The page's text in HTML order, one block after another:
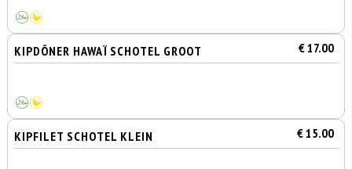
KIPDÖNER HAWAÏ SCHOTEL GROOT € 17.00
KIPFILET SCHOTEL KLEIN € 15.00